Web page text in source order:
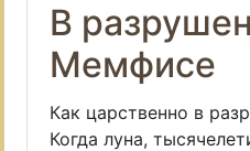
В
Мемфисе
Как царственно в
Когда луна,